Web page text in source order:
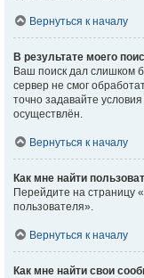
Вернуться к началу
В результате моего
Ваш поиск дал слишком
сервер не смог
точно задавайте
осуществлён.
Вернуться к началу
Как мне найти
Перейдите на страницу
пользователя».
Вернуться к началу
Как мне найти свои